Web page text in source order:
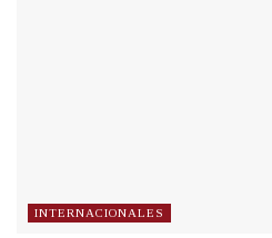
INTERNACIONALES